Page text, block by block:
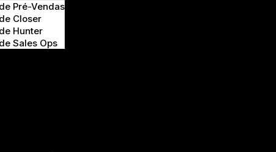
Pré-Vendas
Closer
Hunter
Sales Ops